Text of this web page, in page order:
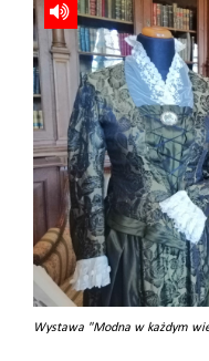
Wystawa "Modna w każdym